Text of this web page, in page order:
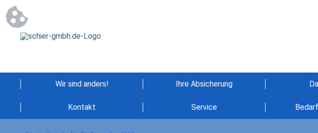
Wir sind anders! Ihre Absicherung
Kontakt Service